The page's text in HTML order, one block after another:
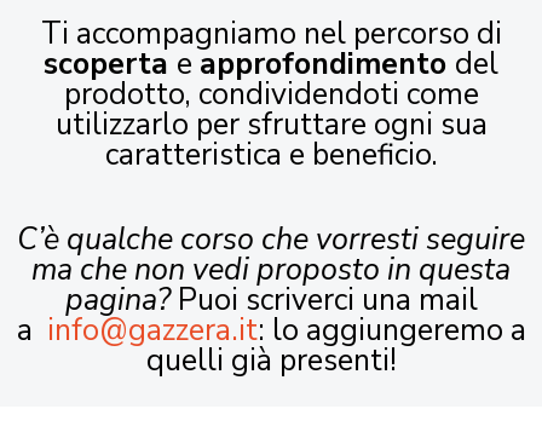
Ti accompagniamo nel percorso di
scoperta e approfondimento del
prodotto, condividendoti come
utilizzarlo per sfruttare ogni sua
caratteristica e beneficio.
C’è qualche corso che vorresti seguire
ma che non vedi proposto in questa
pagina?Puoi scriverci una mail
a info@gazzera.it: lo aggiungeremo a
quelli già presenti!